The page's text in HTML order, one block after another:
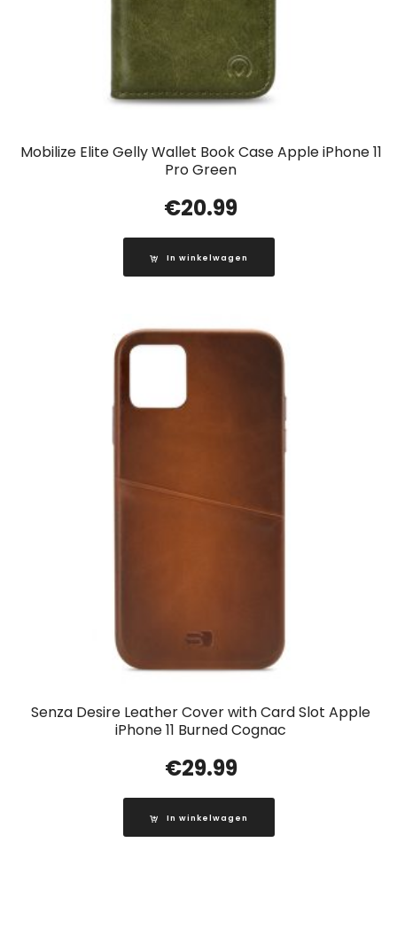
Mobilize Elite Gelly Wallet Book Case Apple iPhone 11
Pro Green
€20.99
In winkelwagen
Senza Desire Leather Cover with Card Slot Apple
iPhone 11 Burned Cognac
€29.99
In winkelwagen